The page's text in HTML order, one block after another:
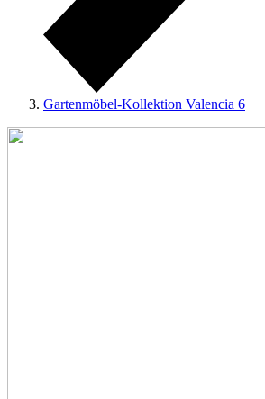
Gartenmöbel-Kollektion Valencia 6